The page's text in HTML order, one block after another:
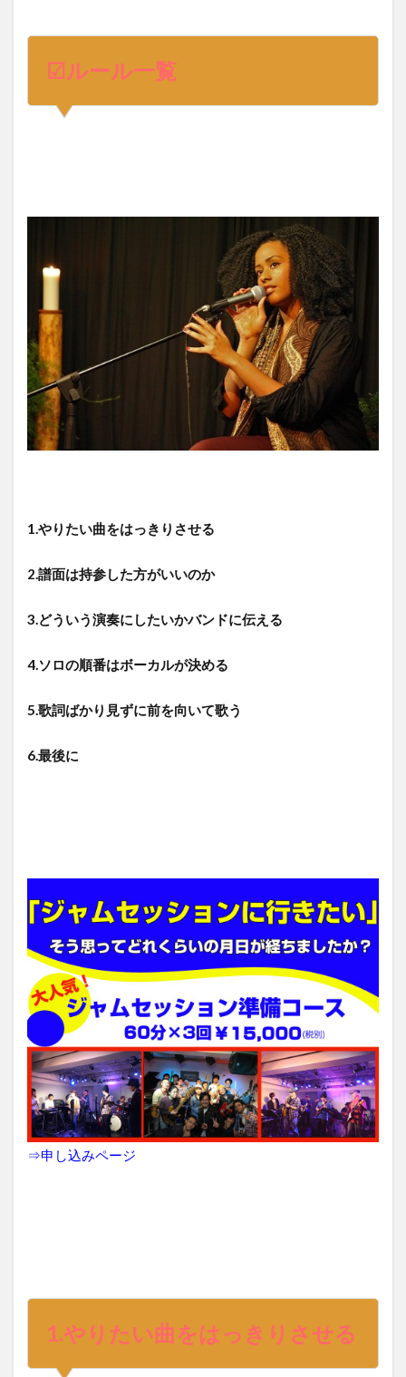
☑ルール一覧
1.やりたい曲をはっきりさせる
2.譜面は持参した方がいいのか
3.どういう演奏にしたいかバンドに伝える
4.ソロの順番はボーカルが決める
5.歌詞ばかり見ずに前を向いて歌う
6.最後に
⇒申し込みページ
1.やりたい曲をはっきりさせる